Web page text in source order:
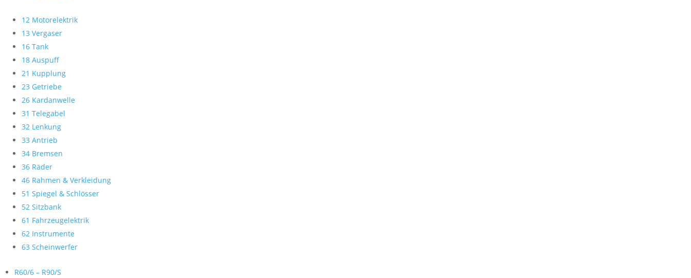
12 Motorelektrik
13 Vergaser
16 Tank
18 Auspuff
21 Kupplung
23 Getriebe
26 Kardanwelle
31 Telegabel
32 Lenkung
33 Antrieb
34 Bremsen
36 Räder
46 Rahmen & Verkleidung
51 Spiegel & Schlösser
52 Sitzbank
61 Fahrzeugelektrik
62 Instrumente
63 Scheinwerfer
R60/6 – R90/S